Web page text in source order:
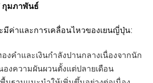
กุมภาพันธ์
มีค่าและการเคลื่อนไหวของเยนญี่ปุ่น:
งคำและเงินกำลังปานกลางเนื่องจากนัก
งความผันผวนตั้งแต่ปลายเดือน